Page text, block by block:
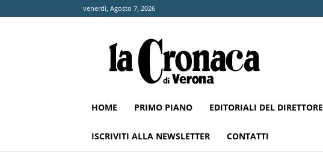
venerdì, Agosto 7, 2026
Cronaca
di
Verona
HOME PRIMO PIANO EDITORIALI DEL DIRETTORE
ISCRIVITI ALLA NEWSLETTER CONTATTI